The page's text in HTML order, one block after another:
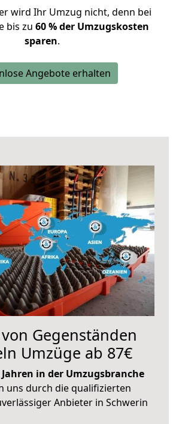
wird Ihr Umzug nicht, denn bei
bis zu 60 % der Umzugskosten
sparen.
Angebote erhalten
Gegenständen
Umzüge ab 87€
Jahren in der Umzugsbranche
uns durch die qualifizierten
Anbieter in Schwerin